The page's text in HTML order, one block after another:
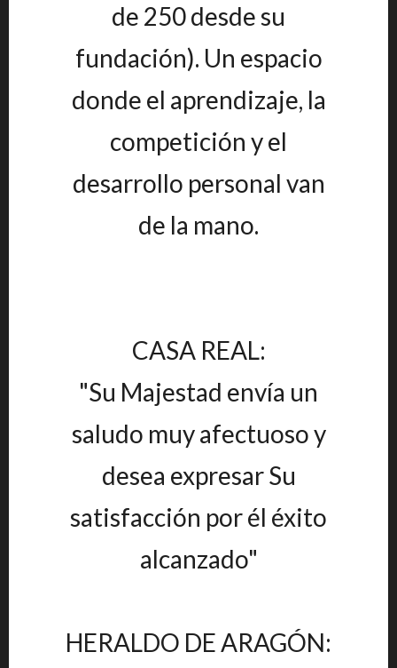
de 250 desde su
fundación). Un espacio
donde el aprendizaje, la
competición y el
desarrollo personal van
de la mano.
CASA REAL:
"Su Majestad envía un
saludo muy afectuoso y
desea expresar Su
satisfacción por él éxito
alcanzado"
HERALDO DE ARAGÓN: